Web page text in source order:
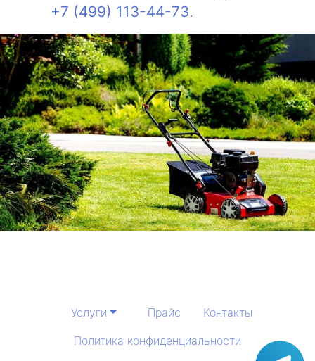
+7 (499) 113-44-73.
Услуги Прайс
Контакты
Политика конфиденциальности